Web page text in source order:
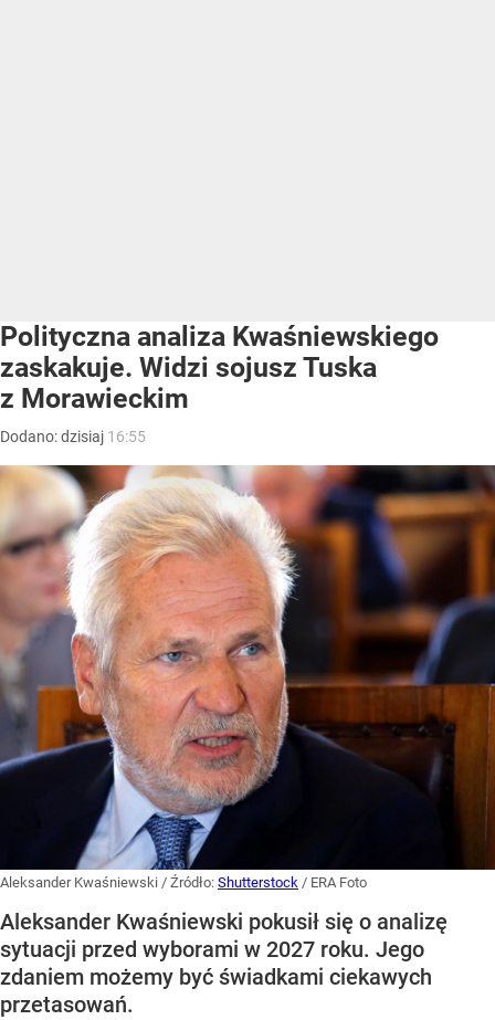
Polityczna analiza Kwaśniewskiego
zaskakuje. Widzi sojusz Tuska
z Morawieckim
Dodano:dzisiaj 16:55
Aleksander Kwaśniewski / Źródło: Shutterstock / ERA Foto
Aleksander Kwaśniewski pokusił się o analizę
sytuacji przed wyborami w 2027 roku. Jego
zdaniem możemy być świadkami ciekawych
przetasowań.